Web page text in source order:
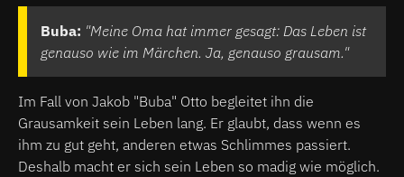
Buba: "Meine Oma hat immer gesagt: Das Leben ist
genauso wie im Märchen. Ja, genauso grausam."
Im Fall von Jakob "Buba" Otto begleitet ihn die
Grausamkeit sein Leben lang. Er glaubt, dass wenn es
ihm zu gut geht, anderen etwas Schlimmes passiert.
Deshalb macht er sich sein Leben so madig wie möglich.